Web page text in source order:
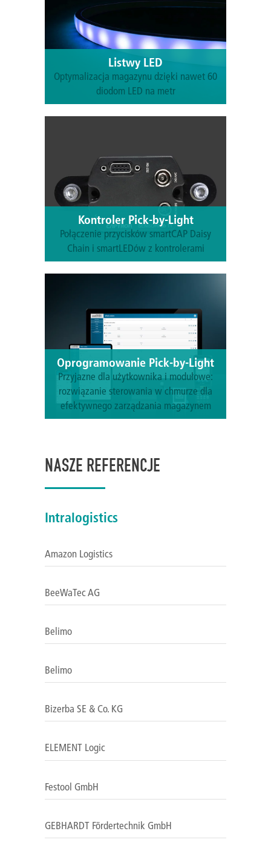
Listwy LED
Optymalizacja magazynu dzięki nawet 60
diodom LED na metr
Dowiedz się więcej
Kontroler Pick-by-Light
Połączenie przycisków smartCAP Daisy
Chain i smartLEDów z kontrolerami
Dowiedz się więcej
Oprogramowanie Pick-by-Light
Przyjazne dla użytkownika i modułowe:
rozwiązanie sterowania w chmurze dla
efektywnego zarządzania magazynem
NASZE REFERENCJE
Intralogistics
Amazon Logistics
BeeWaTec AG
Belimo
Belimo
Bizerba SE & Co. KG
ELEMENT Logic
Festool GmbH
GEBHARDT Fördertechnik GmbH